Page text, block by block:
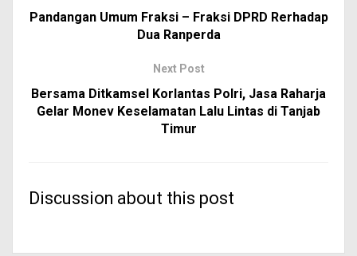
Pandangan Umum Fraksi – Fraksi DPRD Rerhadap
Dua Ranperda
Next Post
Bersama Ditkamsel Korlantas Polri, Jasa Raharja
Gelar Monev Keselamatan Lalu Lintas di Tanjab
Timur
Discussion about this post